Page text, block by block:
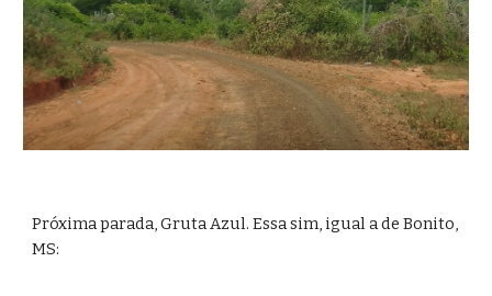
Próxima parada, Gruta Azul. Essa sim, igual a de Bonito,
MS: